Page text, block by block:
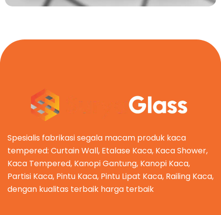
Spesialis fabrikasi segala macam produk kaca
tempered: Curtain Wall, Etalase Kaca, Kaca Shower,
Kaca Tempered, Kanopi Gantung, Kanopi Kaca,
Partisi Kaca, Pintu Kaca, Pintu Lipat Kaca, Railing Kaca,
dengan kualitas terbaik harga terbaik